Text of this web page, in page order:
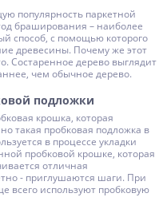
популярность паркетной
браширования – наиболее
способ, с помощью которого
древесины. Почему же этот
Состаренное дерево выглядит
чем обычное дерево.
подложки
крошка, которая
такая пробковая подложка в
в процессе укладки
пробковой крошке, которая
отличная
- приглушаются шаги. При
всего используют пробковую